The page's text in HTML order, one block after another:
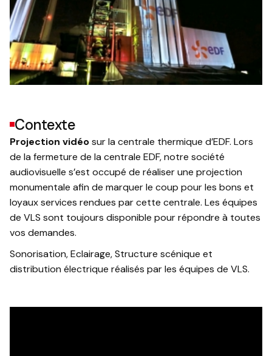
Contexte
Projection vidéosur la centrale thermique d’EDF. Lors
de la fermeture de la centrale EDF, notre société
audiovisuelle s’est occupé de réaliser une projection
monumentale afin de marquer le coup pour les bons et
loyaux services rendues par cette centrale. Les équipes
de VLS sont toujours disponible pour répondre à toutes
vos demandes.
Sonorisation, Eclairage, Structure scénique et
distribution électrique réalisés par les équipes de VLS.